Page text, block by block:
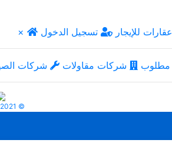
× عقارات للإيجار تسجيل الدخول
مطلوب شركات مقاولات شركات
©